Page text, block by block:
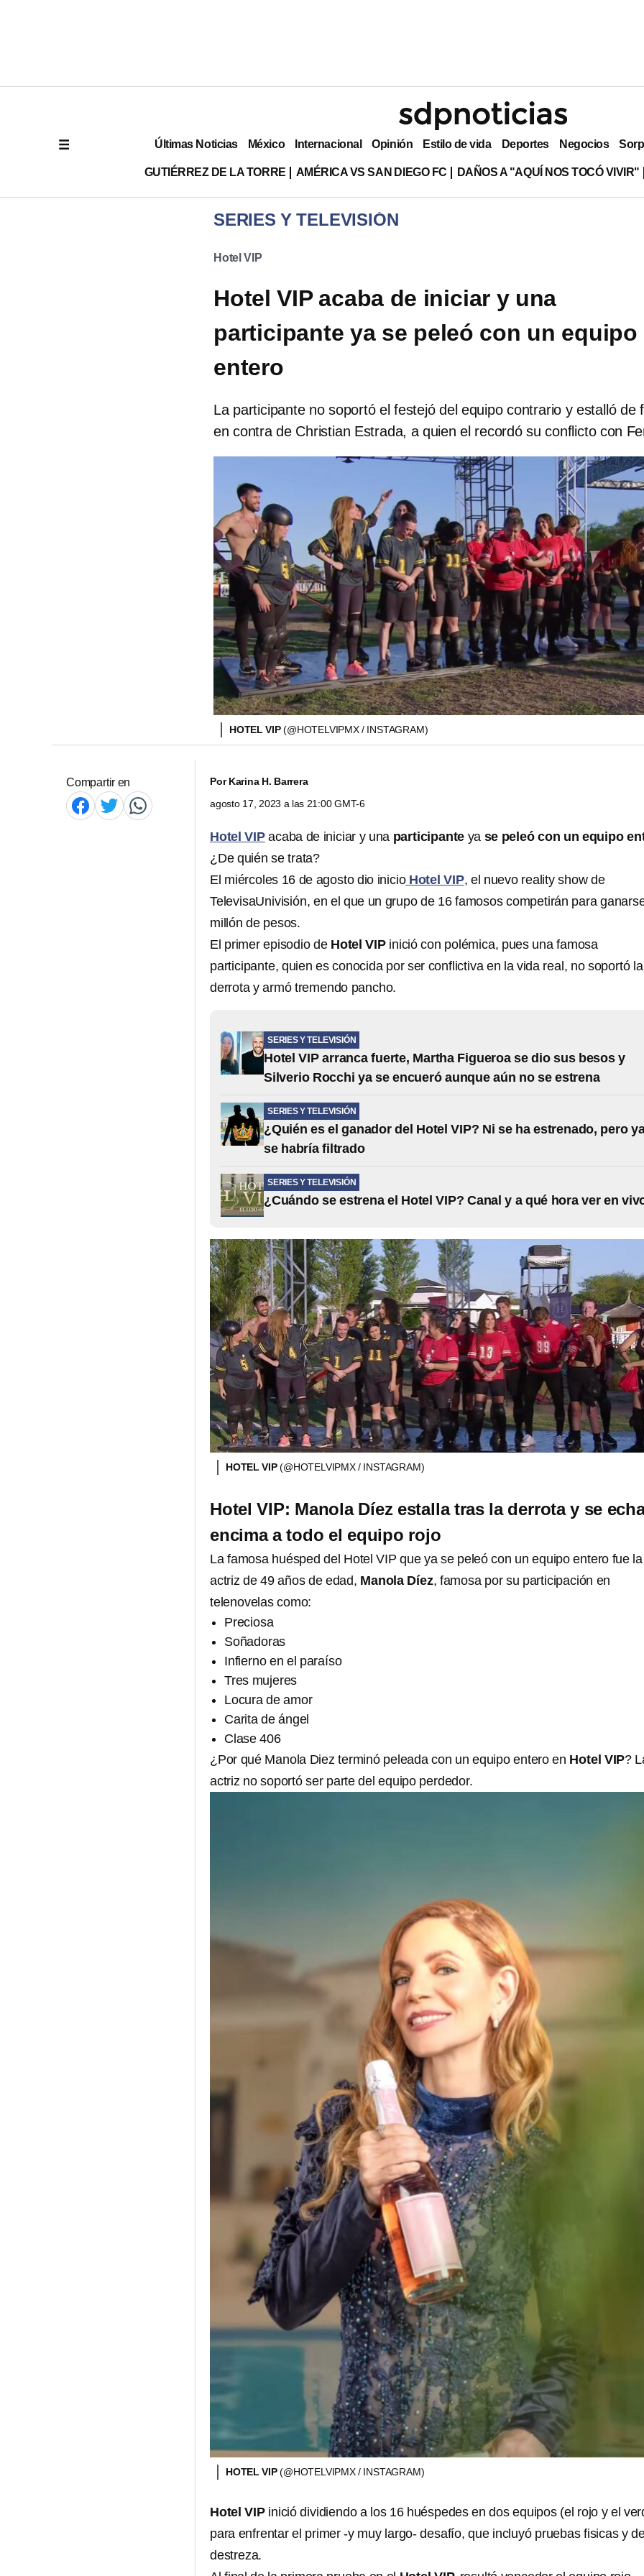
Últimas Noticias México Internacional Opinión Estilo de vida Deportes Negocios
GUTIÉRREZ DE LA TORRE AMÉRICA VS SAN DIEGO FC DAÑOS A "AQUÍ NOS TOCÓ VIVIR"
SERIES Y TELEVISIÓN
Hotel VIP
Hotel VIP acaba de iniciar y una
participante ya se peleó con un equipo
entero
La participante no soportó el festejó del equipo contrario y estalló de
en contra de Christian Estrada, a quien el recordó su conflicto con
HOTEL VIP(@HOTELVIPMX / INSTAGRAM)
Compartir en PorKarina H. Barrera
agosto 17, 2023 a las 21:00 GMT-6
Hotel VIPacaba de iniciar y una participante ya se peleó con un equipo
¿De quién se trata?
El miércoles 16 de agosto dio inicio Hotel VIP, el nuevo reality show de
TelevisaUnivisión, en el que un grupo de 16 famosos competirán para
millón de pesos.
El primer episodio de Hotel VIP inició con polémica, pues una famosa
participante, quien es conocida por ser conflictiva en la vida real, no soportó la
derrota y armó tremendo pancho.
SERIES Y TELEVISIÓN
Hotel VIP arranca fuerte, Martha Figueroa se dio sus besos y
Silverio Rocchi ya se encueró aunque aún no se estrena
SERIES Y TELEVISIÓN
¿Quién es el ganador del Hotel VIP? Ni se ha estrenado, pero
se habría filtrado
SERIES Y TELEVISIÓN
¿Cuándo se estrena el Hotel VIP? Canal y a qué hora ver en
HOTEL VIP(@HOTELVIPMX / INSTAGRAM)
Hotel VIP: Manola Díez estalla tras la derrota y se
encima a todo el equipo rojo
La famosa huésped del Hotel VIP que ya se peleó con un equipo entero fue la
actriz de 49 años de edad, Manola Díez, famosa por su participación en
telenovelas como:
Preciosa
Soñadoras
Infierno en el paraíso
Tres mujeres
Locura de amor
Carita de ángel
Clase 406
¿Por qué Manola Diez terminó peleada con un equipo entero en Hotel VIP?
actriz no soportó ser parte del equipo perdedor.
HOTEL VIP(@HOTELVIPMX / INSTAGRAM)
Hotel VIP inició dividiendo a los 16 huéspedes en dos equipos (el rojo y el
para enfrentar el primer -y muy largo- desafío, que incluyó pruebas fisicas y
destreza.